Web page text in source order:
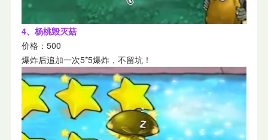
4、杨桃毁灭菇
价格：500
爆炸后追加一次5*5爆炸，不留坑！